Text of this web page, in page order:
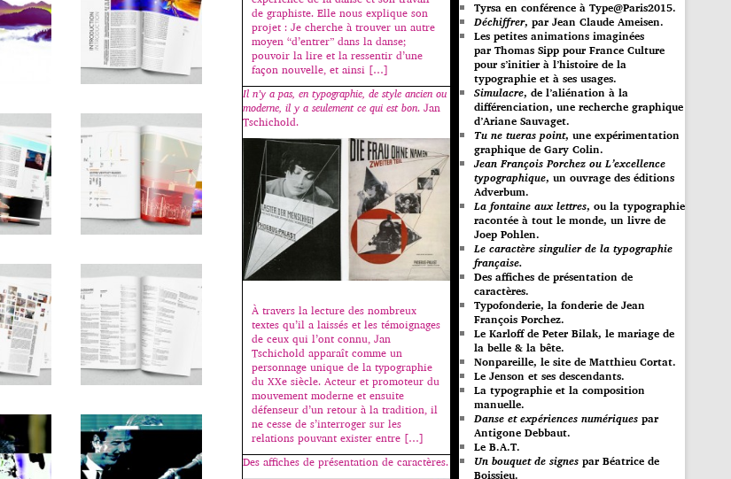
de graphiste. Elle nous explique son
projet : Je cherche à trouver un autre
moyen “d’entrer” dans la danse;
pouvoir la lire et la ressentir d’une
façon nouvelle, et ainsi […]
Il n’y a pas, en typographie, de style ancien ou
moderne, il y a seulement ce qui est bon. Jan
Tschichold.
À travers la lecture des nombreux
textes qu’il a laissés et les témoignages
de ceux qui l’ont connu, Jan
Tschichold apparaît comme un
personnage unique de la typographie
du XXe siècle. Acteur et promoteur du
mouvement moderne et ensuite
défenseur d’un retour à la tradition, il
ne cesse de s’interroger sur les
relations pouvant exister entre […]
Des affiches de présentation de caractères.
Tyrsa en conférence à Type@Paris2015.
Déchiffrer, par Jean Claude Ameisen.
Les petites animations imaginées
par Thomas Sipp pour France Culture
pour s’initier à l’histoire de la
typographie et à ses usages.
Simulacre, de l’aliénation à la
différenciation, une recherche graphique
d’Ariane Sauvaget.
Tu ne tueras point, une expérimentation
graphique de Gary Colin.
Jean François Porchez ou L’excellence
typographique, un ouvrage des éditions
Adverbum.
La fontaine aux lettres, ou la typographie
racontée à tout le monde, un livre de
Joep Pohlen.
Le caractère singulier de la typographie
française.
Des affiches de présentation de
caractères.
Typofonderie, la fonderie de Jean
François Porchez.
Le Karloff de Peter Bilak, le mariage de
la belle & la bête.
Nonpareille, le site de Matthieu Cortat.
Le Jenson et ses descendants.
La typographie et la composition
manuelle.
Danse et expériences numériques par
Antigone Debbaut.
Le B.A.T.
Un bouquet de signes par Béatrice de
Boissieu.